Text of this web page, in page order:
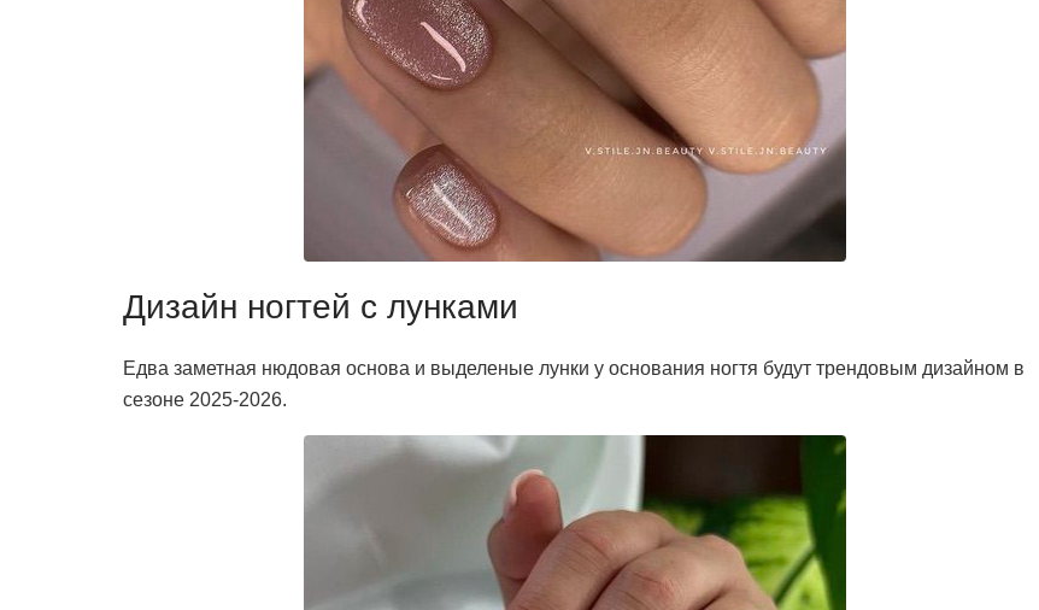
Дизайн ногтей с лунками
Едва заметная нюдовая основа и выделеные лунки у основания ногтя будут трендовым дизайном в
сезоне 2025-2026.